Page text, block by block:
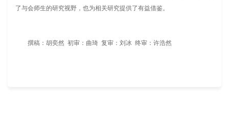
了与会师生的研究视野，也为相关研究提供了有益借鉴。
撰稿：胡奕然 初审：曲琦 复审：刘冰 终审：许浩然